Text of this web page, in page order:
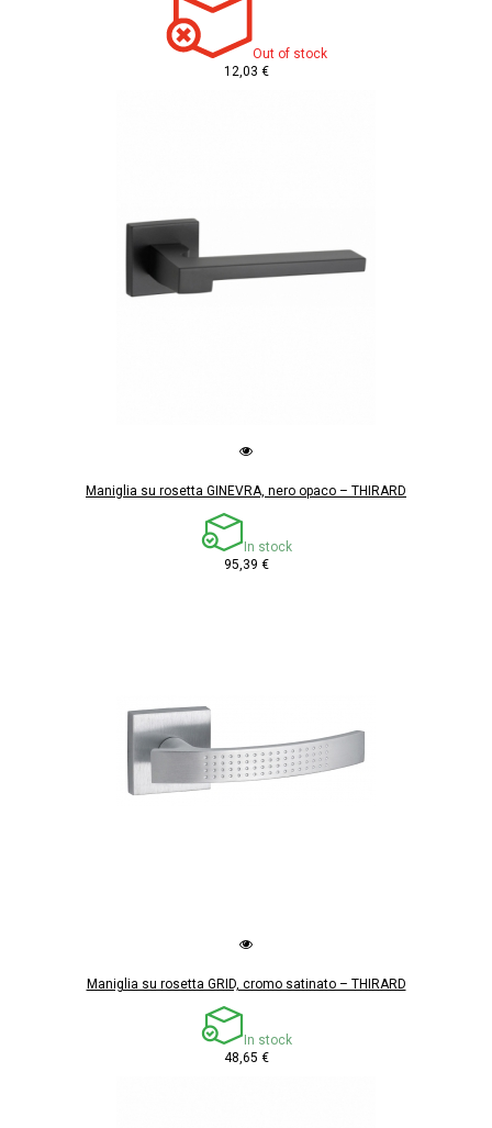
Out of stock
12,03 €
Maniglia su rosetta GINEVRA, nero opaco – THIRARD
In stock
95,39 €
Maniglia su rosetta GRID, cromo satinato – THIRARD
In stock
48,65 €